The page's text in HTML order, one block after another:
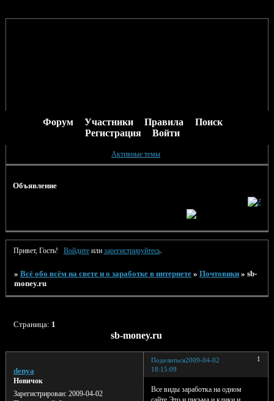
Форум Участники Правила
Поиск
Регистрация
Войти
Активные темы
Объявление
Привет, Гость! Войдитеили зарегистрируйтесь.
» Всё обо всём на свете и о заработке в интернете » Почтовики » sb-
money.ru
sb-money.ru
Страница: 1
Поделиться 1
2009-04-02
18:15:09
denya
Новичок
Зарегистрирован: 2009-04-02
Все виды заработка на одном